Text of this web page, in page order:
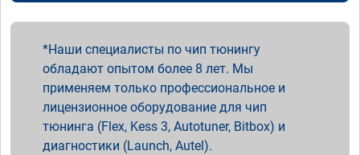
Наши специалисты по чип тюнингу
обладают опытом более 8 лет. Мы
применяем только профессиональное и
лицензионное оборудование для чип
тюнинга (Flex, Kess 3, Autotuner, Bitbox) и
диагностики (Launch, Autel).